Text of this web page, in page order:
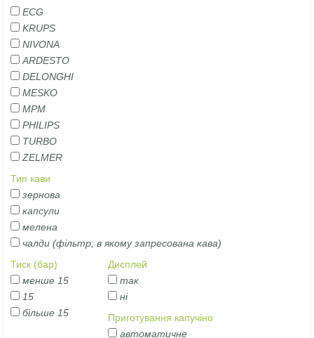
ECG
KRUPS
NIVONA
ARDESTO
DELONGHI
MESKO
MPM
PHILIPS
TURBO
ZELMER
Тип кави
зернова
капсули
мелена
чалди (фільтр, в якому запресована кава)
Тиск (бар)
менше 15
15
більше 15
Дисплей
так
ні
Приготування капучіно
автоматичне